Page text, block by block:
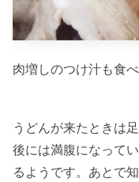
肉増しのつけ汁も食
うどんが来たときは
後には満腹になって
るようです。あとで